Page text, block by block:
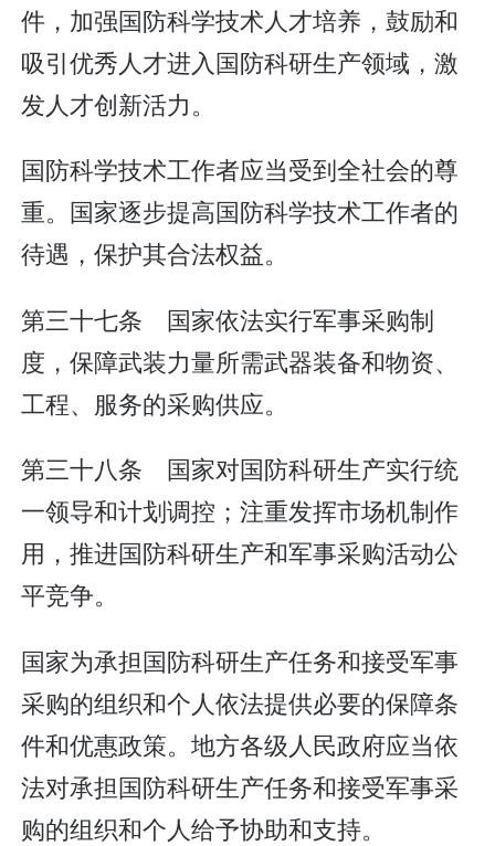
件，加强国防科学技术人才培养，鼓励和
吸引优秀人才进入国防科研生产领域，激
发人才创新活力。
国防科学技术工作者应当受到全社会的尊
重。国家逐步提高国防科学技术工作者的
待遇，保护其合法权益。
第三十七条 国家依法实行军事采购制
度，保障武装力量所需武器装备和物资、
工程、服务的采购供应。
第三十八条 国家对国防科研生产实行统
一领导和计划调控；注重发挥市场机制作
用，推进国防科研生产和军事采购活动公
平竞争。
国家为承担国防科研生产任务和接受军事
采购的组织和个人依法提供必要的保障条
件和优惠政策。地方各级人民政府应当依
法对承担国防科研生产任务和接受军事采
购的组织和个人给予协助和支持。